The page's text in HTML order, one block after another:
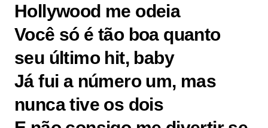
Hollywood me odeia
Você só é tão boa quanto
seu último hit, baby
Já fui a número um, mas
nunca tive os dois